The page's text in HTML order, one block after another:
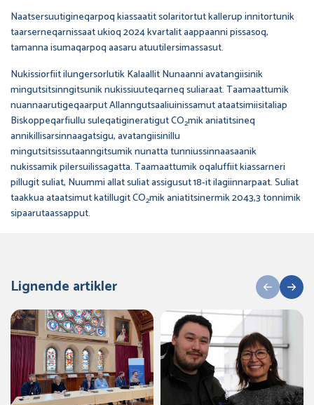
Naatsersuutigineqarpoq kiassaatit solaritortut kallerup innitortunik
taarserneqarnissaat ukioq 2024 kvartalit aappaanni pissasoq,
tamanna isumaqarpoq aasaru atuutilersimassasut.
Nukissiorfiit ilungersorlutik Kalaallit Nunaanni avatangiisinik
mingutsitsinngitsunik nukissiuuteqarneq suliaraat. Taamaattumik
nuannaarutigeqaarput Allanngutsaaliuinissamut ataatsimiisitaliap
Biskoppeqarfiullu suleqatigineratigut CO2mik aniatitsineq
annikillisarsinnaagatsigu, avatangiisinillu
mingutsitsissutaanngitsumik nunatta tunniussinnaasaanik
nukissamik pilersuilissagatta. Taamaattumik oqaluffiit kiassarneri
pillugit suliat, Nuummi allat suliat assigusut 18-it ilagiinnarpaat. Suliat
taakkua ataatsimut katillugit CO2mik aniatitsinermik 2043,3 tonnimik
sipaarutaassapput.
Lignende artikler